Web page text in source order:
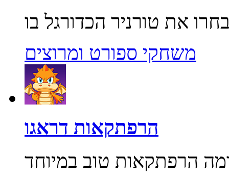
משחקי ספורט ומרוצים
הרפתקאות דראגו